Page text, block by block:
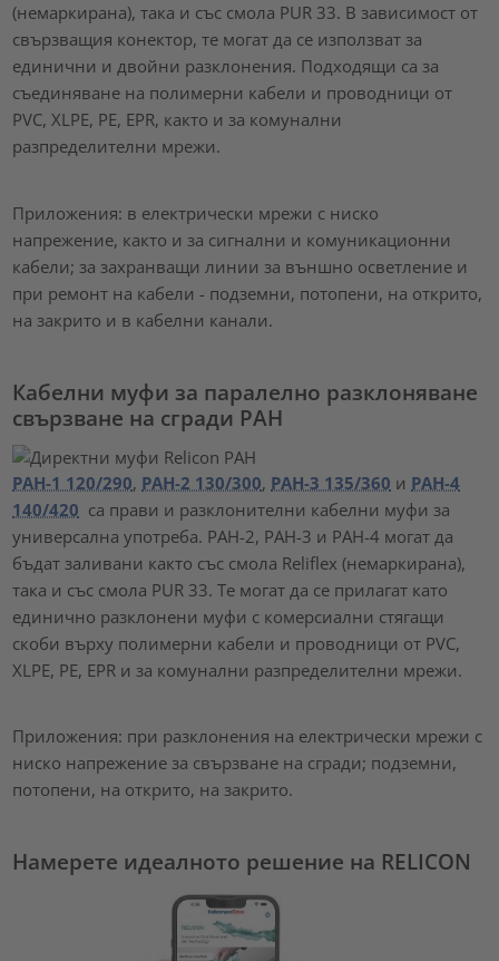
(немаркирана), така и със смола PUR 33. В зависимост от
свързващия конектор, те могат да се използват за
единични и двойни разклонения. Подходящи са за
съединяване на полимерни кабели и проводници от
PVC, XLPE, PE, EPR, както и за комунални
разпределителни мрежи.
Приложения: в електрически мрежи с ниско
напрежение, както и за сигнални и комуникационни
кабели; за захранващи линии за външно осветление и
при ремонт на кабели - подземни, потопени, на открито,
на закрито и в кабелни канали.
Кабелни муфи за паралелно разклоняване
свързване на сгради PAH
PAH-1 120/290, PAH-2 130/300, PAH-3 135/360 и PAH-4
140/420 са прави и разклонителни кабелни муфи за
универсална употреба. PAH-2, PAH-3 и PAH-4 могат да
бъдат заливани както със смола Reliflex (немаркирана),
така и със смола PUR 33. Те могат да се прилагат като
единично разклонени муфи с комерсиални стягащи
скоби върху полимерни кабели и проводници от PVC,
XLPE, PE, EPR и за комунални разпределителни мрежи.
Приложения: при разклонения на електрически мрежи с
ниско напрежение за свързване на сгради; подземни,
потопени, на открито, на закрито.
Намерете идеалното решение на RELICON